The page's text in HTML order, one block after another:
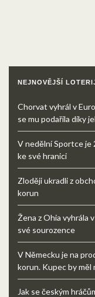
NEJNOVĚJŠÍ
Chorvat vyhrál v
se mu podařila díky
V nedělní Sportce je
ke své hranici
Zloději ukradli z
korun
Žena z Ohia vyhrála
své sourozence
V Německu je na
korun. Kupec by
Jak se českým